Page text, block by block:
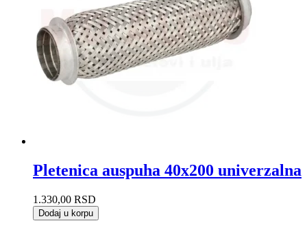
Pletenica auspuha 40x200 univerzalna
1.330,00 RSD
Dodaj u korpu